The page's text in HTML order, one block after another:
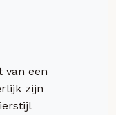
van een
zijn